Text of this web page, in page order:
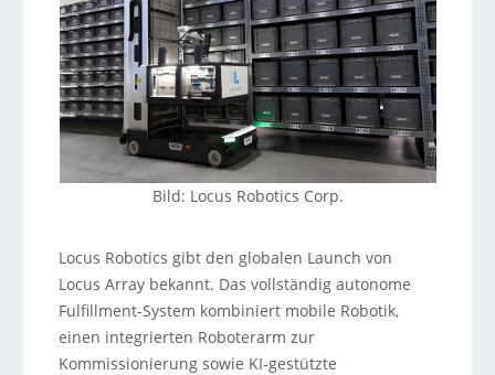
Bild: Locus Robotics Corp.
Locus Robotics gibt den globalen Launch von
Locus Array bekannt. Das vollständig autonome
Fulfillment-System kombiniert mobile Robotik,
einen integrierten Roboterarm zur
Kommissionierung sowie KI-gestützte